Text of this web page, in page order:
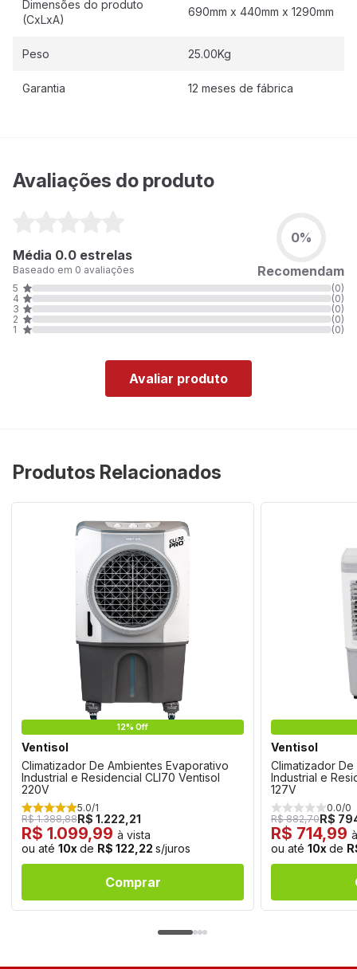
Dimensões do produto
(CxLxA)
690mm x 440mm x 1290mm
Peso 25.00Kg
Garantia 12 meses de fábrica
Avaliações do produto
Média 0.0 estrelas
Baseado em 0 avaliações
0%
Recomendam
5
(0)
4
(0)
3
(0)
2
(0)
1
(0)
Avaliar produto
Produtos Relacionados
12% Off
Ventisol
Climatizador De Ambientes Evaporativo
Industrial e Residencial CLI70 Ventisol
220V
5.0/1
R$ 1.388,88R$ 1.222,21
R$ 1.099,99 à vista
ou até 10x de R$ 122,22 s/juros
Comprar
Ventisol
Climatizador
Industrial e
127V
0.0/0
R$ 882,70R$
R$ 714,99
ou até 10x de